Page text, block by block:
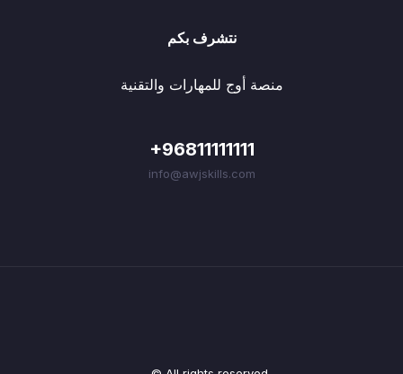
نتشرف بكم
منصة أوج للمهارات والتقنية
+96811111111
info@awjskills.com